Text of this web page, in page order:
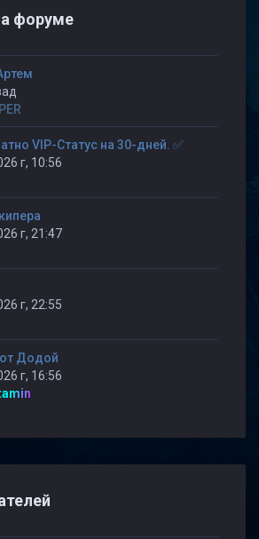
форуме
VIP-Статус на 30-дней. ✅
г, 10:56
г, 21:47
г, 22:55
Додой
г, 16:56